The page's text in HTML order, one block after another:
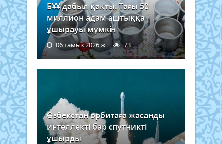
БҰҰ дабыл қақты: Тағы 50
миллион адам аштыққа
ұшырауы мүмкін
06 тамыз 2026 ж. 73
Өзбекстан орбитаға жасанды
интеллекті бар спутникті
ұшырды